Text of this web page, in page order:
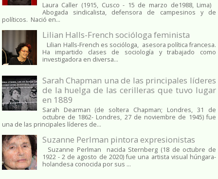
Laura Caller (1915, Cusco - 15 de marzo de1988, Lima)
Abogada sindicalista, defensora de campesinos y de
políticos. Nació en...
Lilian Halls-French socióloga feminista
Lilian Halls-French es socióloga, asesora política francesa.
Ha impartido clases de sociología y trabajado como
investigadora en diversa...
Sarah Chapman una de las principales líderes
de la huelga de las cerilleras que tuvo lugar
en 1889
Sarah Dearman (de soltera Chapman; Londres, 31 de
octubre de 1862​- Londres, 27 de noviembre de 1945)​ fue
una de las principales líderes de...
Suzanne Perlman pintora expresionistas
Suzanne Perlman nacida Sternberg (18 de octubre de
1922 - 2 de agosto de 2020) fue una artista visual húngara-
holandesa conocida por sus ...